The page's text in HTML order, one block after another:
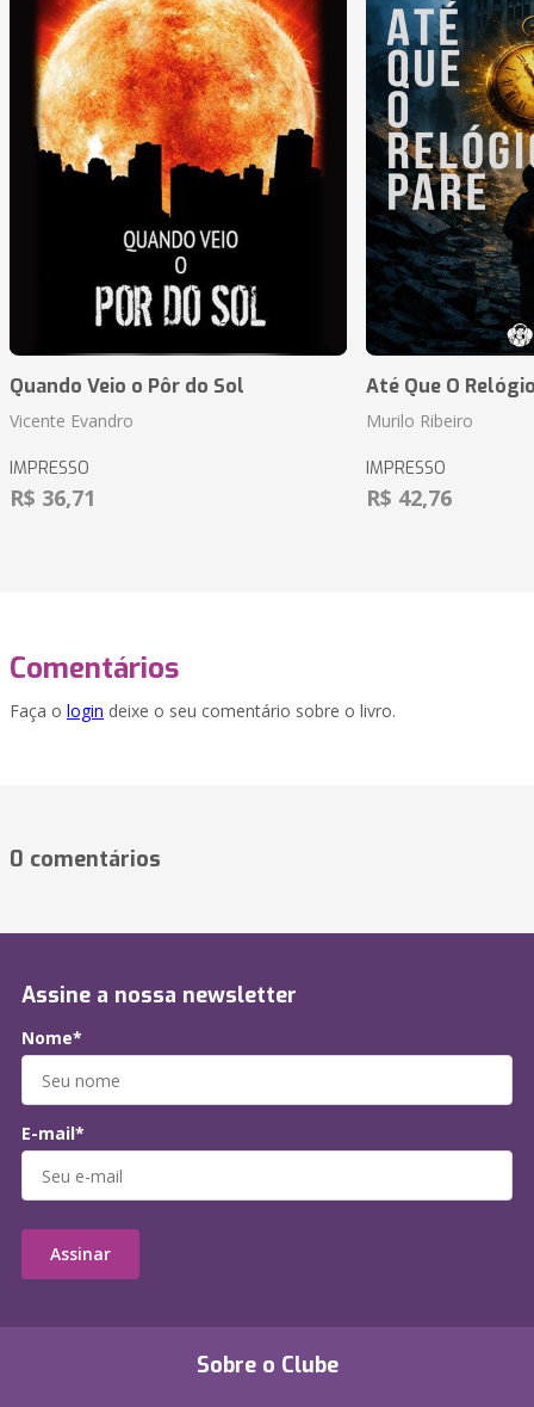
Quando Veio o Pôr do Sol
Vicente Evandro
IMPRESSO
R$ 36,71
Até Que O
Murilo Ribeiro
IMPRESSO
R$ 42,76
Comentários
Faça o login deixe o seu comentário sobre o livro.
0 comentários
Sobre o Clube
Assine a nossa newsletter
Nome*
E-mail*
Assinar